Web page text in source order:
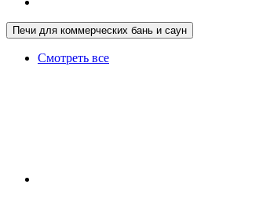
Печи для коммерческих бань и саун
Смотреть все